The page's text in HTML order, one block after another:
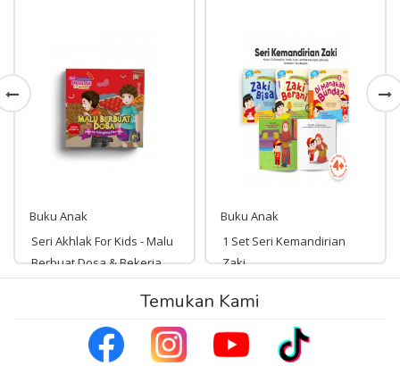
Buku Anak
Seri Akhlak For Kids - Malu
Berbuat Dosa & Bekerja
Keras
35,000
Buku Anak
1 Set Seri Kemandirian
Zaki
Rp 39,000
Temukan Kami